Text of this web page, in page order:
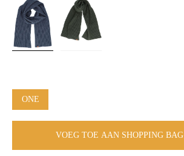
ONE
VOEG TOE AAN SHOPPING BAG